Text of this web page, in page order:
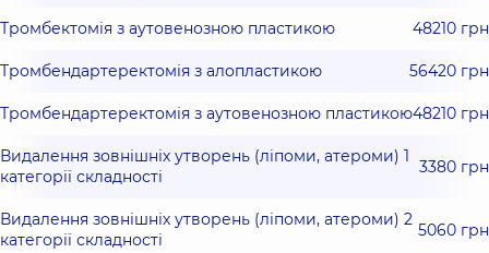
Тромбектомія з аутовенозною пластикою 48210 грн
Тромбендартеректомія з алопластикою 56420 грн
Тромбендартеректомія з аутовенозною пластикою48210 грн
Видалення зовнішніх утворень (ліпоми, атероми) 1
категорії складності
3380 грн
Видалення зовнішніх утворень (ліпоми, атероми) 2
категорії складності
5060 грн